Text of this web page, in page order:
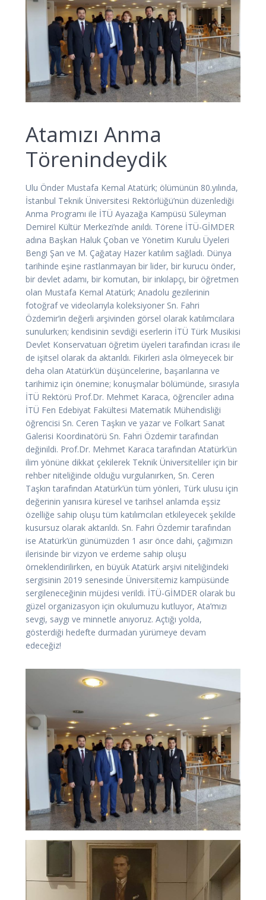
Atamızı Anma
Törenindeydik
Ulu Önder Mustafa Kemal Atatürk; ölümünün 80.yılında,
İstanbul Teknik Üniversitesi Rektörlüğü’nün düzenlediği
Anma Programı ile İTÜ Ayazağa Kampüsü Süleyman
Demirel Kültür Merkezi’nde anıldı. Törene İTÜ-GİMDER
adına Başkan Haluk Çoban ve Yönetim Kurulu Üyeleri
Bengi Şan ve M. Çağatay Hazer katılım sağladı. Dünya
tarihinde eşine rastlanmayan bir lider, bir kurucu önder,
bir devlet adamı, bir komutan, bir inkılapçı, bir öğretmen
olan Mustafa Kemal Atatürk; Anadolu gezilerinin
fotoğraf ve videolarıyla koleksiyoner Sn. Fahri
Özdemir’in değerli arşivinden görsel olarak katılımcılara
sunulurken; kendisinin sevdiği eserlerin İTÜ Türk Musikisi
Devlet Konservatuarı öğretim üyeleri tarafından icrası ile
de işitsel olarak da aktarıldı. Fikirleri asla ölmeyecek bir
deha olan Atatürk’ün düşüncelerine, başarılarına ve
tarihimiz için önemine; konuşmalar bölümünde, sırasıyla
İTÜ Rektörü Prof.Dr. Mehmet Karaca, öğrenciler adına
İTÜ Fen Edebiyat Fakültesi Matematik Mühendisliği
öğrencisi Sn. Ceren Taşkın ve yazar ve Folkart Sanat
Galerisi Koordinatörü Sn. Fahri Özdemir tarafından
değinildi. Prof.Dr. Mehmet Karaca tarafından Atatürk’ün
ilim yönüne dikkat çekilerek Teknik Üniversiteliler için bir
rehber niteliğinde olduğu vurgulanırken, Sn. Ceren
Taşkın tarafından Atatürk’ün tüm yönleri, Türk ulusu için
değerinin yanısıra küresel ve tarihsel anlamda eşsiz
özelliğe sahip oluşu tüm katılımcıları etkileyecek şekilde
kusursuz olarak aktarıldı. Sn. Fahri Özdemir tarafından
ise Atatürk’ün günümüzden 1 asır önce dahi, çağımızın
ilerisinde bir vizyon ve erdeme sahip oluşu
örneklendirilirken, en büyük Atatürk arşivi niteliğindeki
sergisinin 2019 senesinde Üniversitemiz kampüsünde
sergileneceğinin müjdesi verildi. İTÜ-GİMDER olarak bu
güzel organizasyon için okulumuzu kutluyor, Ata’mızı
sevgi, saygı ve minnetle anıyoruz. Açtığı yolda,
gösterdiği hedefte durmadan yürümeye devam
edeceğiz!